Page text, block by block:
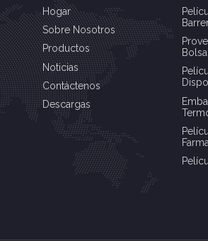
Hogar
Sobre Nosotros
Productos
Noticias
Contáctenos
Descargas